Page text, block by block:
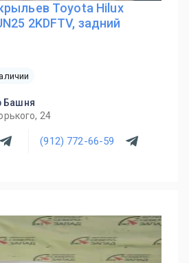
Toyota Hilux
2KDFTV, задний
Башня
24
(912) 772-66-59